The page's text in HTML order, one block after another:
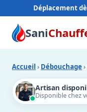
Déplacement
Sani
Accueil › Débouchage
Artisan
Disponible chez